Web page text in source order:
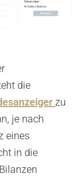
die
zu
je nach
eines
in die